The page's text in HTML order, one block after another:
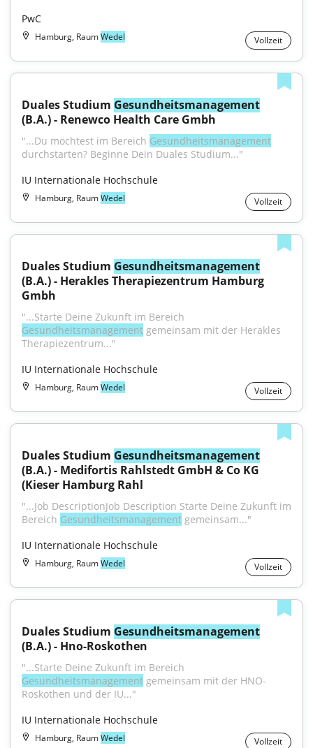
PwC
Hamburg, RaumWedel Vollzeit
Duales Studium Gesundheitsmanagement
(B.A.) - Renewco Health Care Gmbh
"...Du möchtest im Bereich Gesundheitsmanagement
durchstarten? Beginne Dein Duales Studium..."
IU Internationale Hochschule
Hamburg, RaumWedel Vollzeit
Duales Studium Gesundheitsmanagement
(B.A.) - Herakles Therapiezentrum Hamburg
Gmbh
Gesundheitsmanagement gemeinsam mit der Herakles
Therapiezentrum..."
IU Internationale Hochschule
Hamburg, RaumWedel Vollzeit
Duales Studium Gesundheitsmanagement
(B.A.) - Medifortis Rahlstedt GmbH & Co KG
(Kieser Hamburg Rahl
"...Job DescriptionJob Description Starte Deine Zukunft im
Bereich Gesundheitsmanagement gemeinsam..."
IU Internationale Hochschule
Hamburg, RaumWedel Vollzeit
Duales Studium Gesundheitsmanagement
(B.A.) - Hno-Roskothen
Gesundheitsmanagement gemeinsam mit der HNO-
Roskothen und der IU..."
IU Internationale Hochschule
Hamburg, RaumWedel Vollzeit